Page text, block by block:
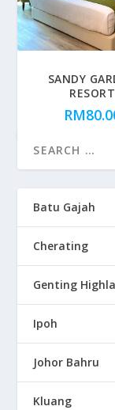
SANDY
RESORT
RM
Batu Gajah
Cherating
Genting
Ipoh
Johor Bahru
Kluang